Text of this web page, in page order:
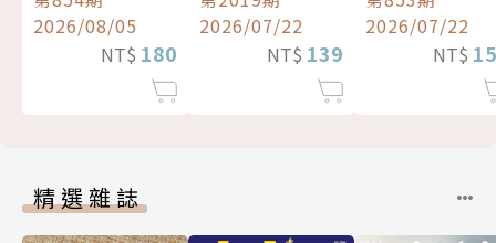
2026/08/05
NT$ 180
2026/07/22
NT$ 139
2026/07/22
NT$
精選雜誌